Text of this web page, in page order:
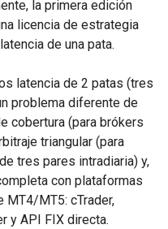
la primera edición
licencia de estrategia
de una pata.
latencia de 2 patas (tres
problema diferente de
cobertura (para brókers
triangular (para
tres pares intradiaria) y,
con plataformas
MT4/MT5: cTrader,
y API FIX directa.